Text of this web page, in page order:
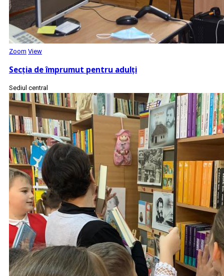
Zoom View
Secţia de împrumut pentru adulţi
Sediul central